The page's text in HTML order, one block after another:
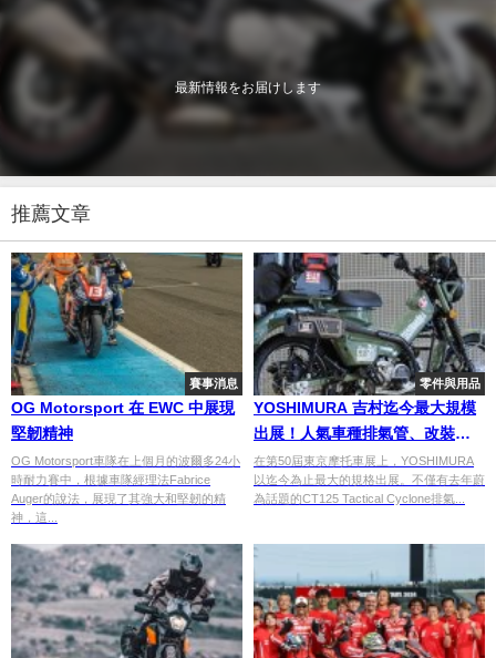
最新情報をお届けします
推薦文章
賽事消息
OG Motorsport 在 EWC 中展現
堅韌精神
OG Motorsport車隊在上個月的波爾多24小
時耐力賽中，根據車隊經理法Fabrice
Auger的說法，展現了其強大和堅韌的精
神，這...
零件與用品
YOSHIMURA 吉村迄今最大規模
出展！人氣車種排氣管、改裝精
品與出賽計畫【2023 Webike 摩
托車展】
在第50屆東京摩托車展上，YOSHIMURA
以迄今為止最大的規格出展。不僅有去年蔚
為話題的CT125 Tactical Cyclone排氣...